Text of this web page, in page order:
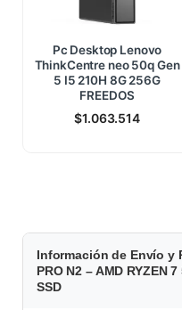
Pc Desktop Lenovo
ThinkCentre neo 50q Gen
5 I5 210H 8G 256G
FREEDOS
$1.063.514
Información de Envío y
PRO N2 – AMD RYZEN
SSD